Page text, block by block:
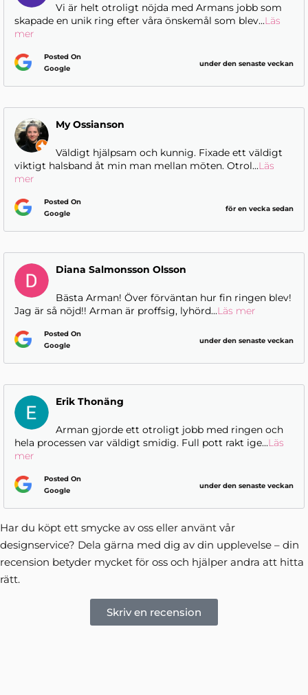
Vi är helt otroligt nöjda med Armans jobb som
skapade en unik ring efter våra önskemål som blev...Läs
mer
Posted On
Google
under den senaste veckan
My Ossianson
Väldigt hjälpsam och kunnig. Fixade ett väldigt
viktigt halsband åt min man mellan möten. Otrol...Läs
mer
Posted On
Google
för en vecka sedan
Diana Salmonsson Olsson
Bästa Arman! Över förväntan hur fin ringen blev!
Jag är så nöjd!! Arman är proffsig, lyhörd...Läs mer
Posted On
Google
under den senaste veckan
Erik Thonäng
Arman gjorde ett otroligt jobb med ringen och
hela processen var väldigt smidig. Full pott rakt ige...Läs
mer
Posted On
Google
under den senaste veckan
Har du köpt ett smycke av oss eller använt vår
designservice? Dela gärna med dig av din upplevelse – din
recension betyder mycket för oss och hjälper andra att hitta
rätt.
Skriv en recension